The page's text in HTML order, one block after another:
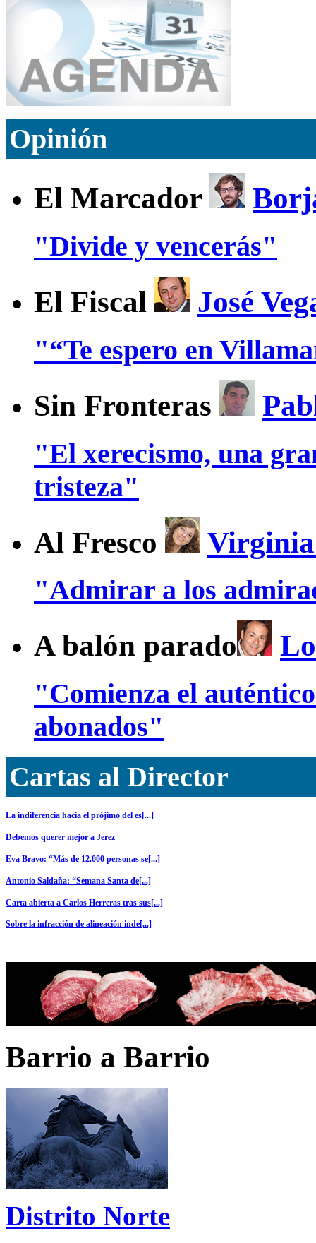
Opinión
El Marcador
"Divide y vencerás"
El Fiscal José
"“Te espero en
Sin Fronteras
"El xerecismo, una
tristeza"
Al Fresco
"Admirar a los
A balón parado
"Comienza el
abonados"
Cartas al Director
La indiferencia hacia el prójimo del es[...]
Debemos querer mejor a Jerez
Eva Bravo: “Más de 12.000 personas se[...]
Antonio Saldaña: “Semana Santa de[...]
Carta abierta a Carlos Herreras tras sus[...]
Sobre la infracción de alineación inde[...]
Barrio a Barrio
Distrito Norte